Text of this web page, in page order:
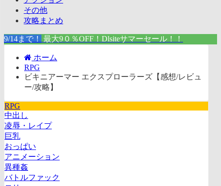
その他
攻略まとめ
9/14まで！ 最大9０％OFF！Dlsiteサマーセール！！
ホーム
RPG
ビキニアーマー エクスプローラーズ【感想/レビュ
ー/攻略】
RPG
中出し
凌辱・レイプ
巨乳
おっぱい
アニメーション
異種姦
バトルファック